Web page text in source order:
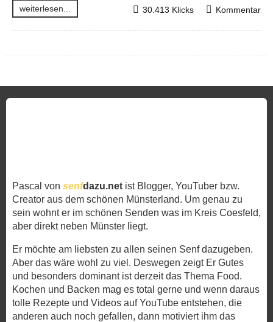
weiterlesen... Kommentar
30.413 Klicks
Pascal von senfdazu.net ist Blogger, YouTuber bzw.
Creator aus dem schönen Münsterland. Um genau zu
sein wohnt er im schönen Senden was im Kreis Coesfeld,
aber direkt neben Münster liegt.
Er möchte am liebsten zu allen seinen Senf dazugeben.
Aber das wäre wohl zu viel. Deswegen zeigt Er Gutes
und besonders dominant ist derzeit das Thema Food.
Kochen und Backen mag es total gerne und wenn daraus
tolle Rezepte und Videos auf YouTube entstehen, die
anderen auch noch gefallen, dann motiviert ihm das